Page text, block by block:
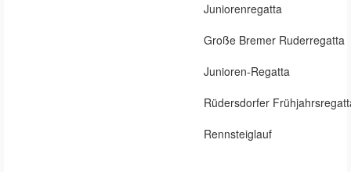
Juniorenregatta
Große Bremer Ruderregatta
Junioren-Regatta
Rüdersdorfer
Rennsteiglauf